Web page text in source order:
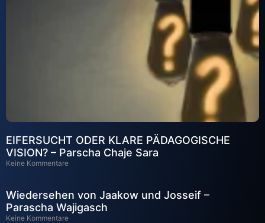
EIFERSUCHT ODER KLARE PÄDAGOGISCHE
VISION? – Parscha Chaje Sara
Keine Kommentare
Wiedersehen von Jaakow und Josseif –
Parascha Wajigasch
Keine Kommentare